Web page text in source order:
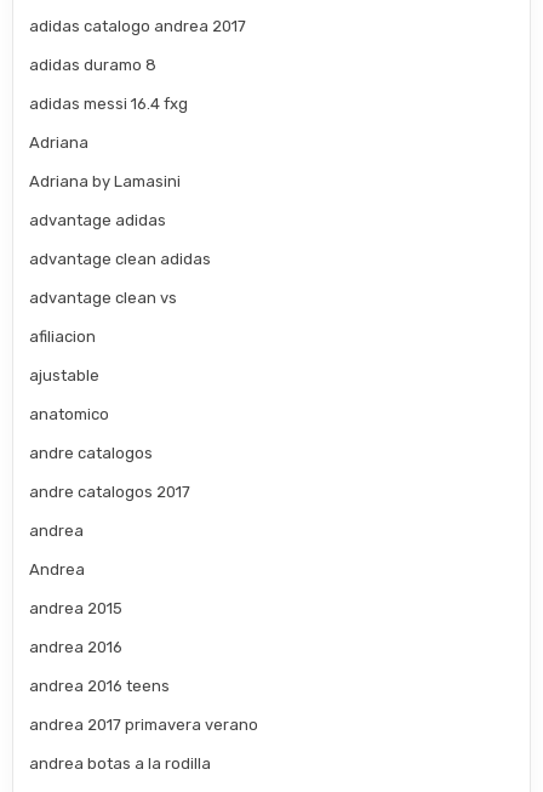
adidas catalogo andrea 2017
adidas duramo 8
adidas messi 16.4 fxg
Adriana
Adriana by Lamasini
advantage adidas
advantage clean adidas
advantage clean vs
afiliacion
ajustable
anatomico
andre catalogos
andre catalogos 2017
andrea
Andrea
andrea 2015
andrea 2016
andrea 2016 teens
andrea 2017 primavera verano
andrea botas a la rodilla